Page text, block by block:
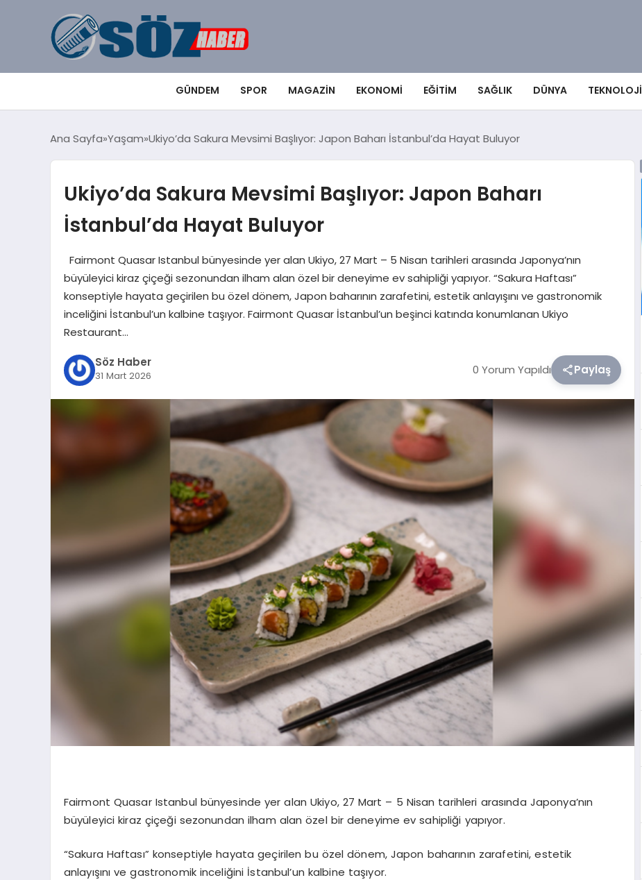
GÜNDEM SPOR MAGAZIN EKONOMI EĞITIM SAĞLIK DÜNYA TEKNOLOJI
Ana Sayfa Yaşam Ukiyo’da Sakura Mevsimi Başlıyor: Japon Baharı İstanbul’da Hayat Buluyor
Ukiyo’da Sakura Mevsimi Başlıyor: Japon Baharı
İstanbul’da Hayat Buluyor
Fairmont Quasar Istanbul bünyesinde yer alan Ukiyo, 27 Mart – 5 Nisan tarihleri arasında Japonya’nın
büyüleyici kiraz çiçeği sezonundan ilham alan özel bir deneyime ev sahipliği yapıyor. “Sakura Haftası”
konseptiyle hayata geçirilen bu özel dönem, Japon baharının zarafetini, estetik anlayışını ve gastronomik
inceliğini İstanbul’un kalbine taşıyor. Fairmont Quasar İstanbul’un beşinci katında konumlanan Ukiyo
Restaurant…
Söz Haber
31 Mart 2026 0 Yorum Yapıldı Paylaş
Fairmont Quasar Istanbul bünyesinde yer alan Ukiyo, 27 Mart – 5 Nisan tarihleri arasında Japonya’nın
büyüleyici kiraz çiçeği sezonundan ilham alan özel bir deneyime ev sahipliği yapıyor.
“Sakura Haftası” konseptiyle hayata geçirilen bu özel dönem, Japon baharının zarafetini, estetik
anlayışını ve gastronomik inceliğini İstanbul’un kalbine taşıyor.